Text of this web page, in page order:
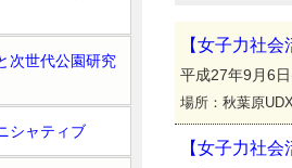
【女子力社
平成27年9月6
場所：秋葉原
【女子力社
次世代公園研究
シャティブ